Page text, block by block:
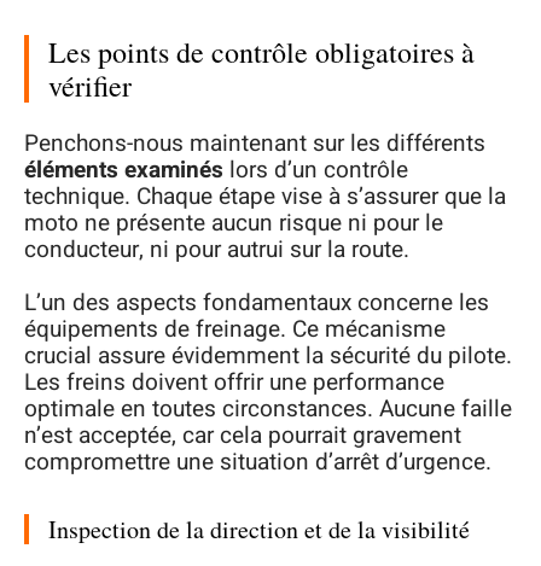
Les points de contrôle obligatoires à
vérifier
Penchons-nous maintenant sur les différents
éléments examinés lors d’un contrôle
technique. Chaque étape vise à s’assurer que la
moto ne présente aucun risque ni pour le
conducteur, ni pour autrui sur la route.
L’un des aspects fondamentaux concerne les
équipements de freinage. Ce mécanisme
crucial assure évidemment la sécurité du pilote.
Les freins doivent offrir une performance
optimale en toutes circonstances. Aucune faille
n’est acceptée, car cela pourrait gravement
compromettre une situation d’arrêt d’urgence.
Inspection de la direction et de la visibilité